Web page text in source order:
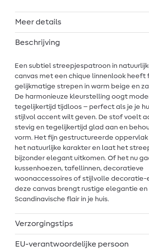
Meer details
Beschrijving
Een subtiel streepjespatroon in
canvas met een chique linnenlook heeft
gelijkmatige strepen in warm beige en
De harmonieuze kleurstelling oogt
tegelijkertijd tijdloos – perfect als je je
stijlvol accent wilt geven. De stof voelt
stevig en tegelijkertijd glad aan en
vorm. Het fijn gestructureerde
het natuurlijke karakter en laat het
bijzonder elegant uitkomen. Of het nu
kussenhoezen, tafellinnen, decoratieve
woonaccessoires of stijlvolle decoratie-
deze canvas brengt rustige elegantie en
Scandinavische flair in je huis.
Verzorgingstips
EU-verantwoordelijke persoon